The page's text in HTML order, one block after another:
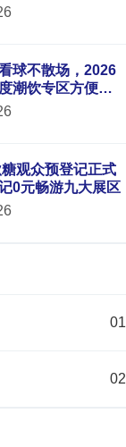
球不散场，2026
潮饮专区方便品
区酒吧连锁便利
购商面对面洽谈
观众预登记正式
0元畅游九大展区
01
02